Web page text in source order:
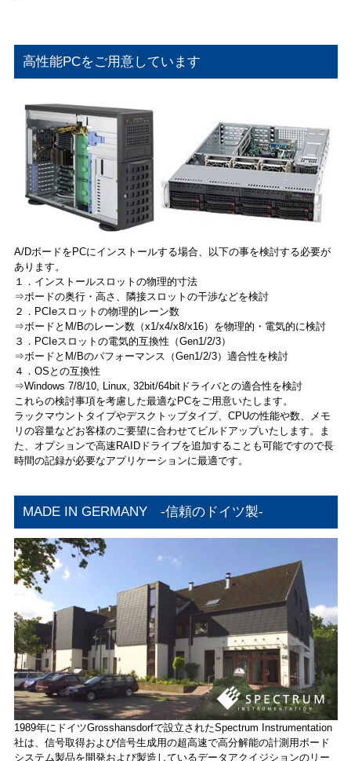
高性能PCをご用意しています
A/DボードをPCにインストールする場合、以下の事を検討する必要が
あります。
１．インストールスロットの物理的寸法
⇒ボードの奥行・高さ、隣接スロットの干渉などを検討
２．PCIeスロットの物理的レーン数
⇒ボードとM/Bのレーン数（x1/x4/x8/x16）を物理的・電気的に検討
３．PCIeスロットの電気的互換性（Gen1/2/3）
⇒ボードとM/Bのパフォーマンス（Gen1/2/3）適合性を検討
４．OSとの互換性
⇒Windows 7/8/10, Linux, 32bit/64bitドライバとの適合性を検討
これらの検討事項を考慮した最適なPCをご用意いたします。
ラックマウントタイプやデスクトップタイプ、CPUの性能や数、メモ
リの容量などお客様のご要望に合わせてビルドアップいたします。ま
た、オプションで高速RAIDドライブを追加することも可能ですので長
時間の記録が必要なアプリケーションに最適です。
MADE IN GERMANY -信頼のドイツ製-
1989年にドイツGrosshansdorfで設立されたSpectrum Instrumentation
社は、信号取得および信号生成用の超高速で高分解能の計測用ボード
システム製品を開発および製造しているデータアクイジションのリー